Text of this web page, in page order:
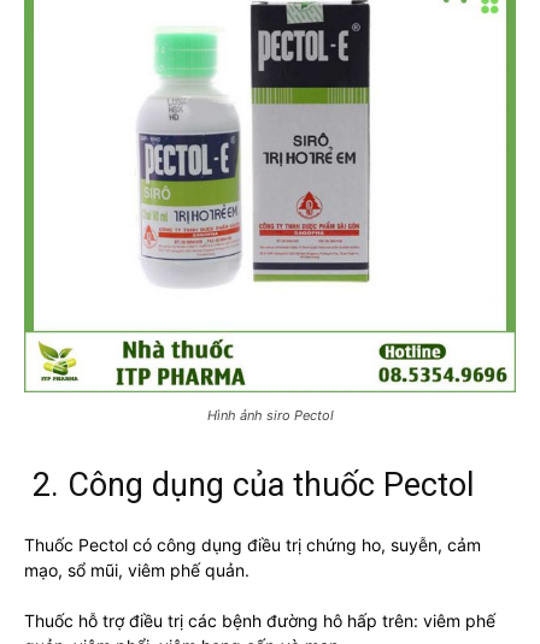
Hình ảnh siro Pectol
2. Công dụng của thuốc Pectol
Thuốc Pectol có công dụng điều trị chứng ho, suyễn, cảm
mạo, sổ mũi, viêm phế quản.
Thuốc hỗ trợ điều trị các bệnh đường hô hấp trên: viêm phế